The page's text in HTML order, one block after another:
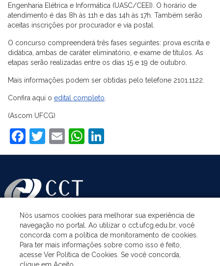
Engenharia Elétrica e Informática (UASC/CEEI). O horário de
atendimento é das 8h às 11h e das 14h às 17h. Também serão
aceitas inscrições por procurador e via postal.
O concurso compreenderá três fases seguintes: prova escrita e
didática, ambas de caráter eliminatório, e exame de títulos. As
etapas serão realizadas entre os dias 15 e 19 de outubro.
Mais informações podem ser obtidas pelo telefone 2101.1122.
Confira aqui o edital completo
(Ascom UFCG)
Facebook
Twitter
EmailWhatsApp
ASSUNTOS
ACESSO À INFORMAÇÃO
Nós usamos cookies para melhorar sua experiência de
navegação no portal. Ao utilizar o cct.ufcg.edu.br, você
concorda com a política de monitoramento de cookies.
Para ter mais informações sobre como isso é feito,
acesse Ver Política de Cookies. Se você concorda,